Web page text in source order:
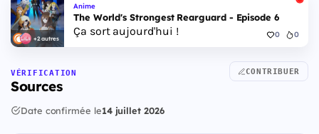
+2 autres
Anime
The World's Strongest Rearguard - Episode 6
Ça sort aujourd'hui ! 0 0
VÉRIFICATION
Sources
CONTRIBUER
Date confirmée le14 juillet 2026